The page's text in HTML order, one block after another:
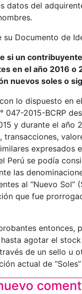
datos del
su Documento de
si un
en el año 2016 o
nuevos soles o
lo dispuesto en
047-2015-BCRP
y durante el año
transacciones,
expresados
Perú se podía
las
al “Nuevo Sol”
que fue
entonces,
agotar el
de un sello u
actual de